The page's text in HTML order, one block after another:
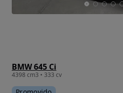
BMW 645 Ci
4398 cm3 • 333 cv